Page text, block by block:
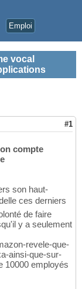
Emploi
vocal
#1
compte
son haut-
ces derniers
de faire
y a seulement
revele-que-
ainsi-que-sur-
10000 employés